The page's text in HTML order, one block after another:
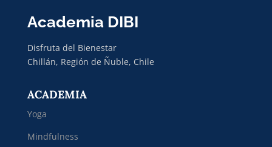
Academia DIBI
Disfruta del Bienestar
Chillán, Región de Ñuble, Chile
ACADEMIA
Yoga
Mindfulness